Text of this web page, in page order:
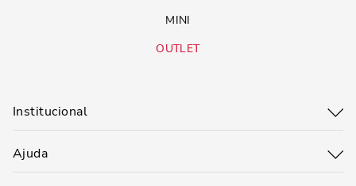
MINI
OUTLET
Institucional
Ajuda